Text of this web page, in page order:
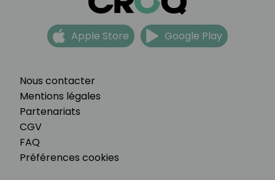
Nous contacter
Mentions légales
Partenariats
CGV
FAQ
Préférences cookies
Apple Store Google Play